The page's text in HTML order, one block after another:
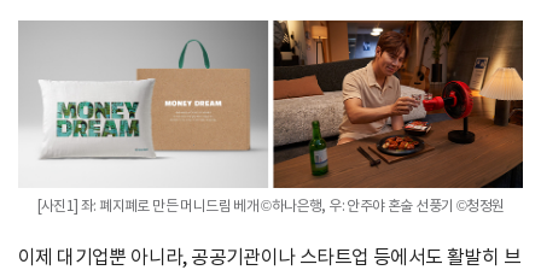
[사진1] 좌: 폐지폐로 만든 머니드림 베개 ©하나은행, 우: 안주야 혼술 선풍기 ©청정원
이제 대기업뿐 아니라, 공공기관이나 스타트업 등에서도 활발히 브